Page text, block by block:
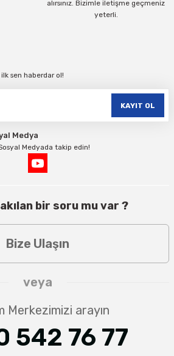
alırsınız. Bizimle iletişme geçmeniz
yeterli.
sen haberdar ol!
KAYIT OL
Medya
Medyada takip edin!
bir soru mu var ?
Bize Ulaşın
veya
Merkezimizi arayın
542 76 77